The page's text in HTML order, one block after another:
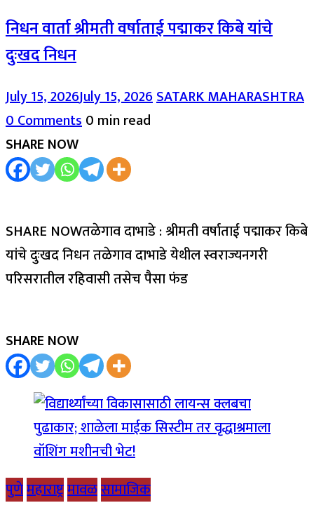
निधन वार्ता श्रीमती वर्षाताई पद्माकर किबे यांचे
दुःखद निधन
July 15, 2026July 15, 2026SATARK MAHARASHTRA
0 Comments0 min read
SHARE NOW
SHARE NOWतळेगाव दाभाडे : श्रीमती वर्षाताई पद्माकर किबे
यांचे दुःखद निधन तळेगाव दाभाडे येथील स्वराज्यनगरी
परिसरातील रहिवासी तसेच पैसा फंड
SHARE NOW
पुणेमहाराष्ट्रमावळसामाजिक